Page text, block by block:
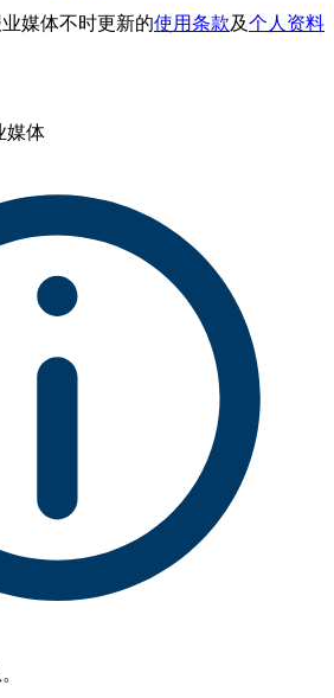
媒体不时更新的使用条款及个人资料
媒体